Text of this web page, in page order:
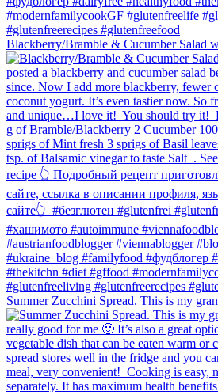
Blackberry/Bramble & Cucumber Salad
Summer Zucchini Spread.⁠ This is my